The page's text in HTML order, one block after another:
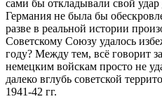
сами бы откладывали свой
Германия не была бы
разве в реальной истории
Советскому Союзу удалось
году? Между тем, всё говорит
немецким войскам просто не
далеко вглубь советской
1941-42 гг.